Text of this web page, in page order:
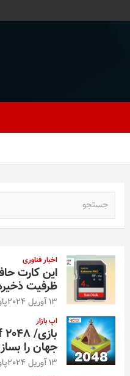
اخبار فناوری
ظرفیت
13 آوریل 2024
اپ بازار
جهان را
13 آوریل 2024